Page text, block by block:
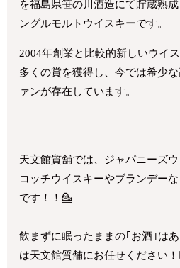
を福島県笹の川酒造にて貯蔵熟
ングルモルトウイスキーです。
2004年創業と比較的新しいウイ
多くの賞を獲得し、今では希少
ァンが存在しています。
天文館質舗では、ジャパニーズ
コッチウイスキーやブランデー
です！！💁
飲まずに眠ったままの｢お酒｣は
は天文館質舗にお任せください！